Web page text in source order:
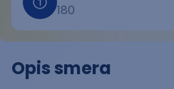
180
Opis smera